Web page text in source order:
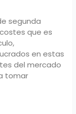
segunda
que es
en estas
del mercado
tomar